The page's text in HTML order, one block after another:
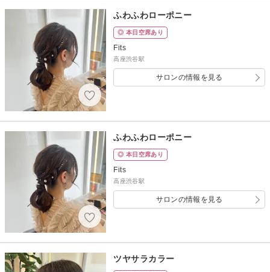
ふわふわローポニー
◎ 本日空席あり
Fits
高座渋谷駅
サロンの情報を見る
ふわふわローポニー
◎ 本日空席あり
Fits
高座渋谷駅
サロンの情報を見る
ツヤサラカラー